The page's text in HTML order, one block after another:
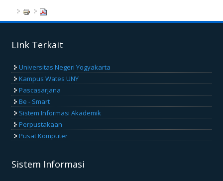
Link Terkait
Universitas Negeri Yogyakarta
Kampus Wates UNY
Pascasarjana
Be - Smart
Sistem Informasi Akademik
Perpustakaan
Pusat Komputer
Sistem Informasi